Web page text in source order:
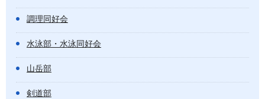
調理同好会
水泳部・水泳同好会
山岳部
剣道部